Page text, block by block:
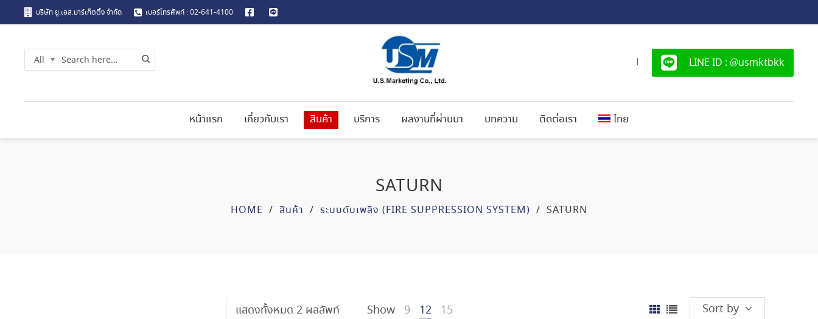
บริษัท ยู.เอส.มาร์เก็ตติ้ง จำกัด เบอร์โทรศัพท์ : 02-641-4100
| LINE ID : @usmktbkk
หน้าแรก เกี่ยวกับเรา สินค้า บริการ ผลงานที่ผ่านมา บทความ ติดต่อเรา ไทย
SATURN
HOME / สินค้า / ระบบดับเพลิง (FIRE SUPPRESSION SYSTEM) / SATURN
แสดงทั้งหมด 2 ผลลัพท์ Show 9 12 15 Sort by